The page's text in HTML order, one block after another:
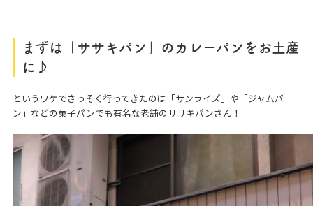
まずは「ササキパン」のカレーパンをお土産
に♪
というワケでさっそく行ってきたのは「サンライズ」や「ジャムパ
ン」などの菓子パンでも有名な老舗のササキパンさん！